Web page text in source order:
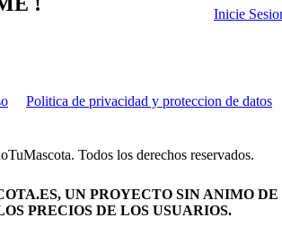
Inicie
Politica de privacidad y proteccion de datos
Todos los derechos reservados.
UN PROYECTO SIN ANIMO
PRECIOS DE LOS USUARIOS.